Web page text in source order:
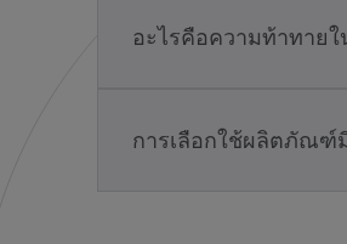
อะไรคือความท้าทาย
การเลือกใช้ผลิตภัณฑ์